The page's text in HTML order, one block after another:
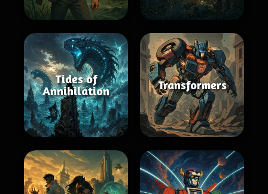
Tides of
Annihilation
Transformers